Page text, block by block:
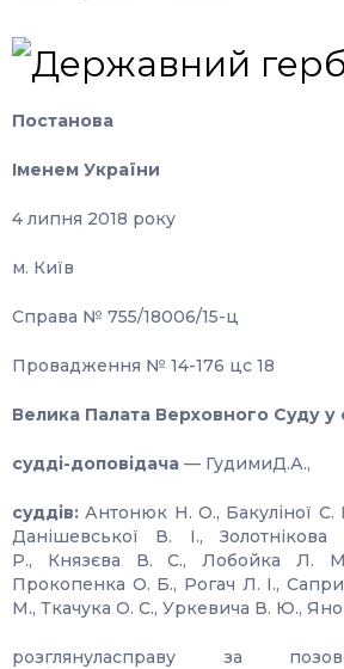
Постанова
Іменем України
4 липня 2018 року
м. Київ
Справа № 755/18006/15-ц
Провадження № 14-176 цс 18
Велика Палата Верховного Суду у
судді-доповідача — ГудимиД.А.,
суддів: Антонюк Н. О., Бакуліної С.
Данішевської В. І.,
Р., Князєва В. С., Лобойка Л.
Прокопенка О. Б., Рогач Л. І.,
М., Ткачука О. С., Уркевича В. Ю.,
розглянуласправу за